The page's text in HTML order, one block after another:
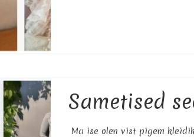
Sametised
Ma ise olen vist pigem